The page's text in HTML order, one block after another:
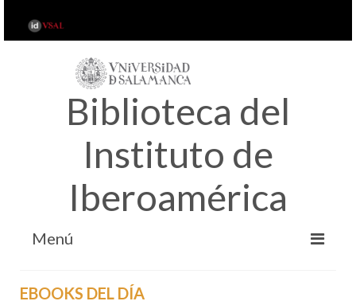
Biblioteca del
Instituto de
Iberoamérica
Menú
EBOOKS DEL DÍA